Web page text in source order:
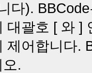
다).
대괄호 [ 와 ]
제어합니다.
.